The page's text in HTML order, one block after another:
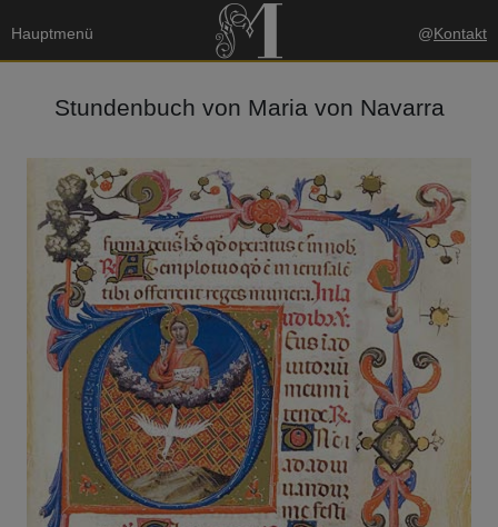
Hauptmenü @Kontakt
Stundenbuch von Maria von Navarra